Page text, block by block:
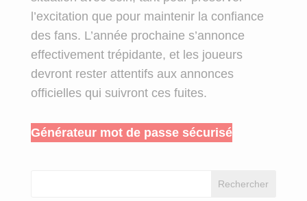
l’excitation que pour maintenir la confiance
des fans. L’année prochaine s’annonce
effectivement trépidante, et les joueurs
devront rester attentifs aux annonces
officielles qui suivront ces fuites.
Générateur mot de passe sécurisé
Rechercher